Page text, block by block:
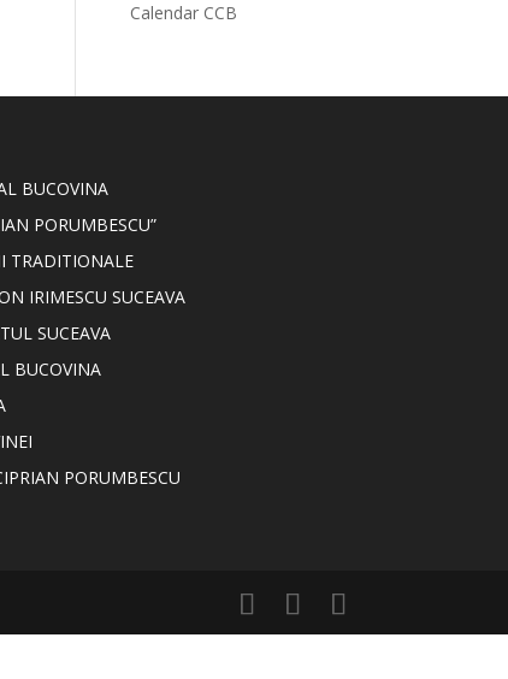
Calendar CCB
BUCOVINA
PORUMBESCU”
TRADITIONALE
IRIMESCU SUCEAVA
SUCEAVA
BUCOVINA
PORUMBESCU